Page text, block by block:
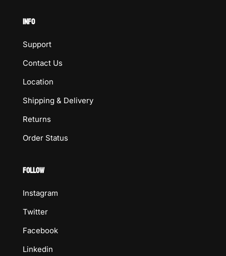
INFO
Support
Contact Us
Location
Shipping & Delivery
Returns
Order Status
FOLLOW
Instagram
Twitter
Facebook
Linkedin